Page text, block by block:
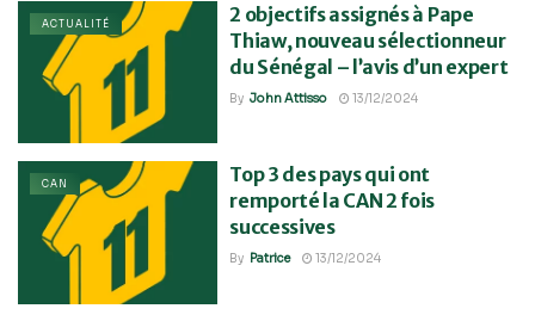
ACTUALITÉ
2 objectifs assignés à Pape
Thiaw, nouveau sélectionneur
du Sénégal – l’avis d’un expert
By John Attisso 13/12/2024
CAN
Top 3 des pays qui ont
remporté la CAN 2 fois
successives
By Patrice 13/12/2024